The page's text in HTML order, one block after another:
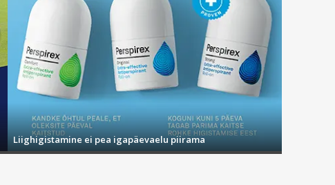
Liighigistamine ei pea igapäevaelu piirama